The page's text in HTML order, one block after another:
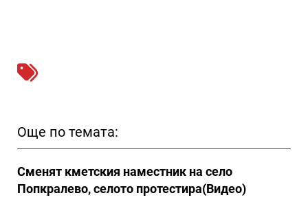
Още по темата:
Сменят кметския наместник на село
Попкралево, селото протестира(Видео)